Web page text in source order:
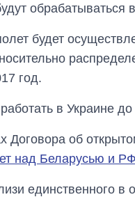
будет
год.
в Украине до
Договора об
над Беларусью и РФ
единственного в